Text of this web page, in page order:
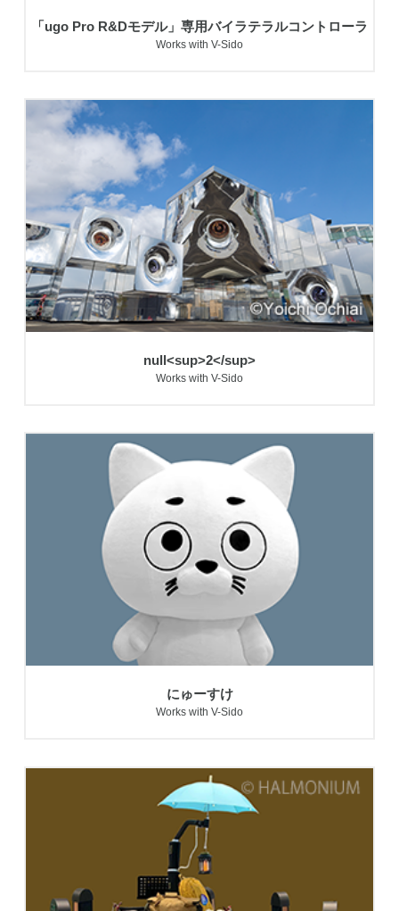
「ugo Pro R&Dモデル」専用バイラテラルコントローラ
Works with V-Sido
null<sup>2</sup>
Works with V-Sido
にゅーすけ
Works with V-Sido